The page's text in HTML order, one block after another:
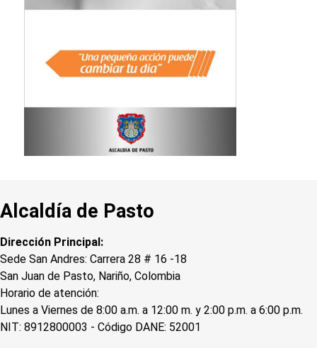
Alcaldía de Pasto
Dirección Principal:
Sede San Andres: Carrera 28 # 16 -18
San Juan de Pasto, Nariño, Colombia
Horario de atención:
Lunes a Viernes de 8:00 a.m. a 12:00 m. y 2:00 p.m. a 6:00 p.m.
NIT: 8912800003 - Código DANE: 52001